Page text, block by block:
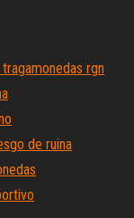
rgn
de ruina